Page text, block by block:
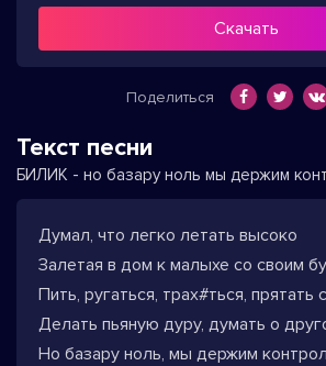
Скачать
Поделиться
Текст песни
БИЛИК - но базару ноль мы держим
Думал, что легко летать высоко
Залетая в дом к малыхе со своим
Пить, ругаться, трах#ться, прятать
Делать пьяную дуру, думать о
Но базару ноль, мы держим